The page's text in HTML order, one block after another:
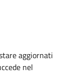
aggiornati
nel